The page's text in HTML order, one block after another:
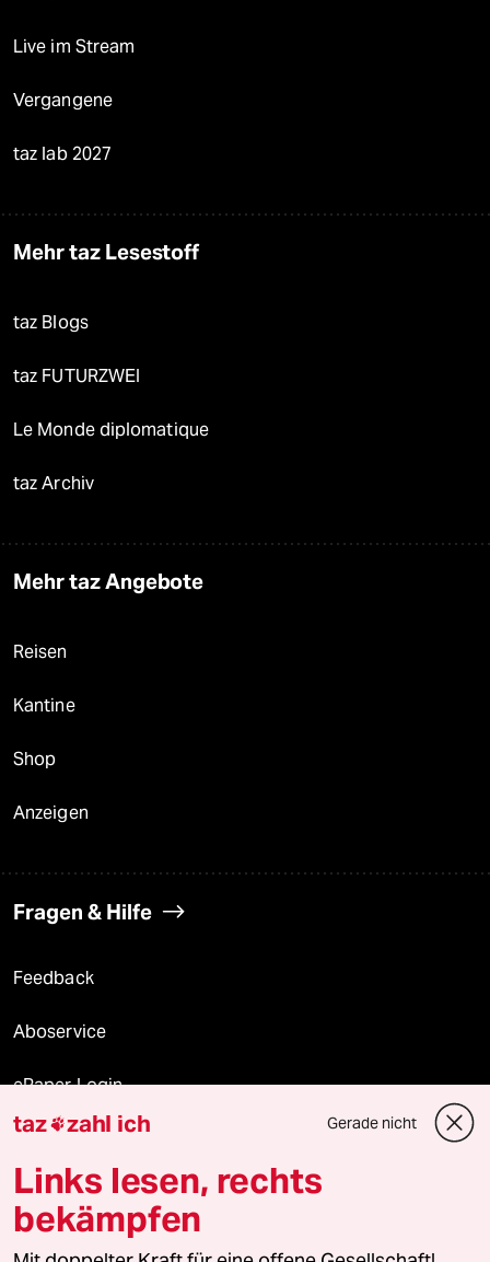
Live im Stream
Vergangene
taz lab 2027
Mehr taz Lesestoff
taz Blogs
taz FUTURZWEI
Le Monde diplomatique
taz Archiv
Mehr taz Angebote
Reisen
Kantine
Shop
Anzeigen
Fragen & Hilfe
Feedback
Aboservice
ePaper Login
Downloads für Abonnierende
© 2026 taz Verlags und Vertriebs GmbH
Alle Rechte vorbehalten. Bei rechtlichen Fragen oder für Genehmigungen
taz zahl ich Gerade nicht
Links lesen, rechts
bekämpfen